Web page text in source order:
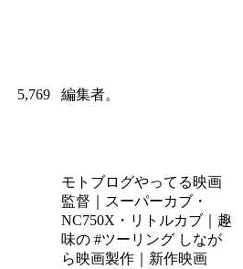
5,769 編集者。
モトブログやってる映画
監督｜スーパーカブ・
NC750X・リトルカブ｜趣
味の #ツーリング しなが
ら映画製作｜新作映画